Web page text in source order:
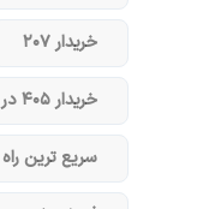
خریدار ۲۰۷
خریدار ۴۰۵ در تهران
سریع ترین